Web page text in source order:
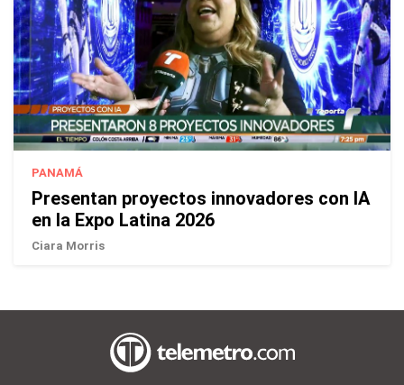
PANAMÁ
Presentan proyectos innovadores con IA
en la Expo Latina 2026
Ciara Morris